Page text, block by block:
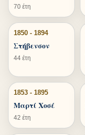
70 έτη
1850 - 1894
Στήβενσον
44 έτη
1853 - 1895
Μαρτί Χοσέ
42 έτη